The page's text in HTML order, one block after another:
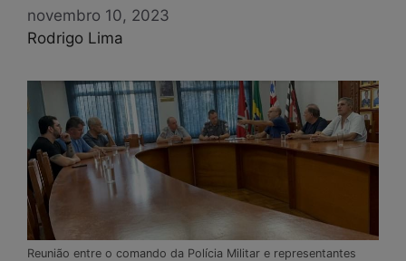
novembro 10, 2023
Rodrigo Lima
Reunião entre o comando da Polícia Militar e representantes